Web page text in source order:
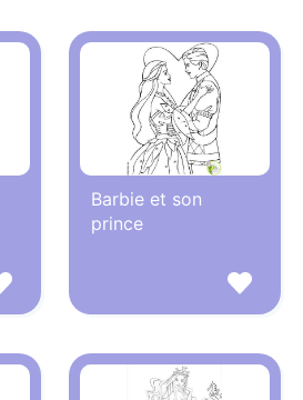
Barbie et son
prince